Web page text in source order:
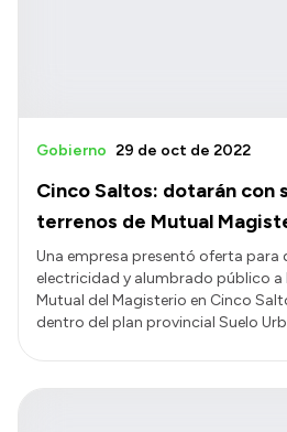
Cinco Saltos: dotarán con
terrenos de Mutual
Gobierno 29 de oct de 2022
Una empresa presentó oferta para
electricidad y alumbrado público a
Mutual del Magisterio en Cinco
dentro del plan provincial Suelo